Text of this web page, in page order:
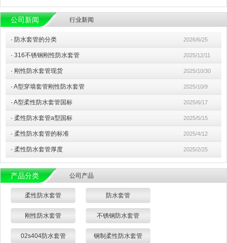
公司新闻 行业新闻
· 防水套管的分类 2026/6/25
· 316不锈钢刚性防水套管 2025/12/11
· 刚性防水套管现货 2025/10/30
· A型穿墙套管刚性防水套管 2025/10/9
· A型柔性防水套管国标 2025/6/17
· 柔性防水套管a型国标 2025/5/15
· 柔性防水套管的标准 2025/4/12
· 柔性防水套管厚度 2025/2/25
产品分类 公司产品
柔性防水套管 防水套管
刚性防水套管 不锈钢防水套管
02s404防水套管 钢制柔性防水套管